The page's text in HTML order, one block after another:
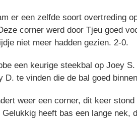
er een zelfde soort overtreding
corner werd door Tjeu goed
niet meer hadden gezien. 2-0.
een keurige steekbal op Joey
D. te vinden die de bal goed
weer een corner, dit keer
heeft bas een lange